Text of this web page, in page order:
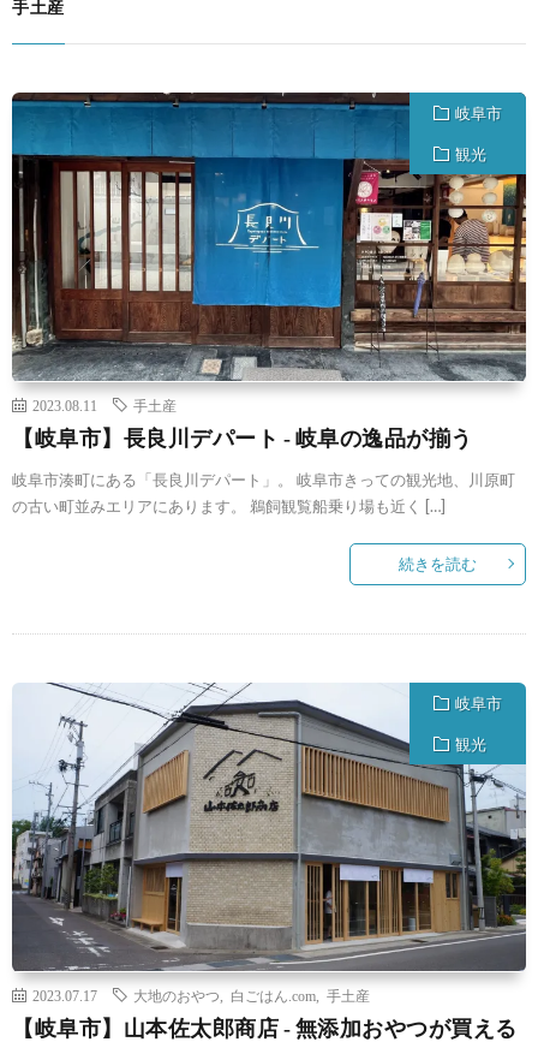
手土産
岐阜市
観光
2023.08.11 手土産
【岐阜市】長良川デパート ‐ 岐阜の逸品が揃う
岐阜市湊町にある「長良川デパート」。 岐阜市きっての観光地、川原町
の古い町並みエリアにあります。 鵜飼観覧船乗り場も近く […]
続きを読む
岐阜市
観光
2023.07.17 大地のおやつ 白ごはん.com 手土産
【岐阜市】山本佐太郎商店 ‐ 無添加おやつが買える